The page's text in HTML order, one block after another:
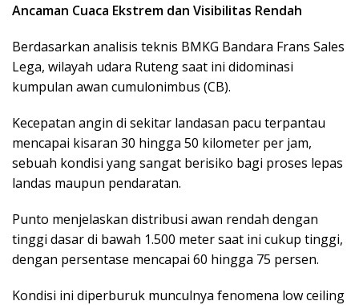
Ancaman Cuaca Ekstrem dan Visibilitas Rendah
Berdasarkan analisis teknis BMKG Bandara Frans Sales
Lega, wilayah udara Ruteng saat ini didominasi
kumpulan awan cumulonimbus (CB).
Kecepatan angin di sekitar landasan pacu terpantau
mencapai kisaran 30 hingga 50 kilometer per jam,
sebuah kondisi yang sangat berisiko bagi proses lepas
landas maupun pendaratan.
Punto menjelaskan distribusi awan rendah dengan
tinggi dasar di bawah 1.500 meter saat ini cukup tinggi,
dengan persentase mencapai 60 hingga 75 persen.
Kondisi ini diperburuk munculnya fenomena low ceiling